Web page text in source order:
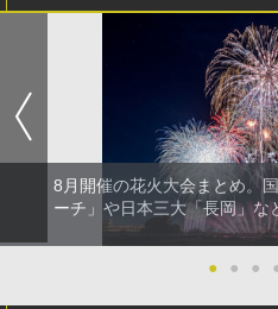
8月開催の花火大会まとめ。
ーチ」や日本三大「長岡」な
● ● ●